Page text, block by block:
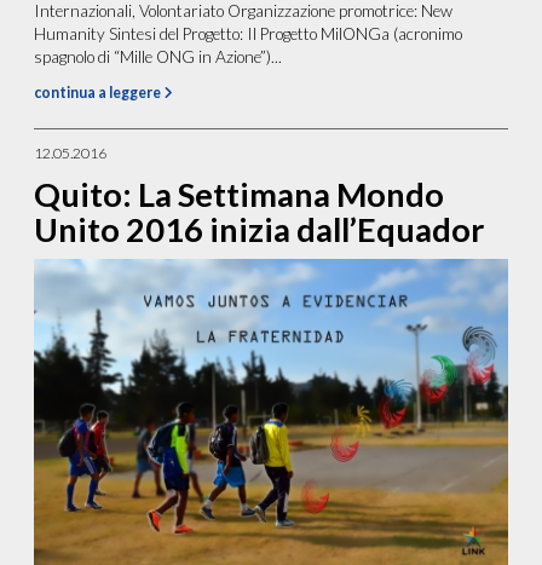
Internazionali, Volontariato Organizzazione promotrice: New
Humanity Sintesi del Progetto: Il Progetto MilONGa (acronimo
spagnolo di “Mille ONG in Azione”)...
continua a leggere
12.05.2016
Quito: La Settimana Mondo
Unito 2016 inizia dall’Equador